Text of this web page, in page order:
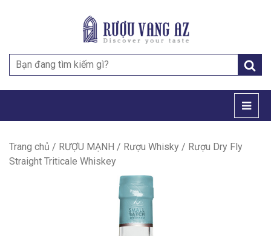
Search
for:
Trang chủ / RƯỢU MẠNH / Rượu Whisky / Rượu Dry Fly
Straight Triticale Whiskey